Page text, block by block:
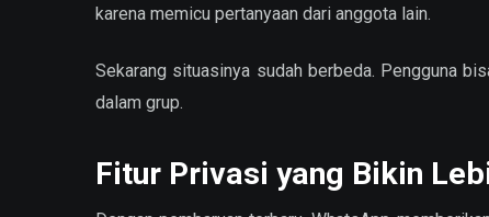
karena memicu pertanyaan dari anggota lain.
Sekarang situasinya sudah berbeda. Pengguna
dalam grup.
Fitur Privasi yang Bikin